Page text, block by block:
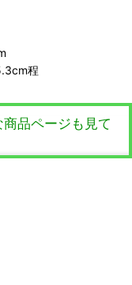
程
品ページも見て